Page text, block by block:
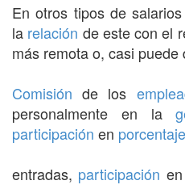
En otros tipos de
la relación de este con el
más remota o, casi
Comisión de los
personalmente en la
participación en porcentaje
entradas, participación